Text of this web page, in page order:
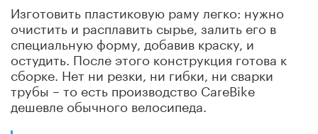
Изготовить пластиковую раму легко: нужно
очистить и расплавить сырье, залить его в
специальную форму, добавив краску, и
остудить. После этого конструкция готова к
сборке. Нет ни резки, ни гибки, ни сварки
трубы – то есть производство CareBike
дешевле обычного велосипеда.